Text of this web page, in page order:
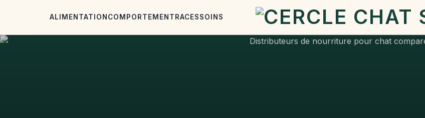
ALIMENTATION COMPORTEMENT RACESSOINS